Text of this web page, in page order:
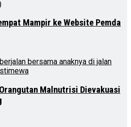
Mampir ke Website Pemda
Malnutrisi Dievakuasi